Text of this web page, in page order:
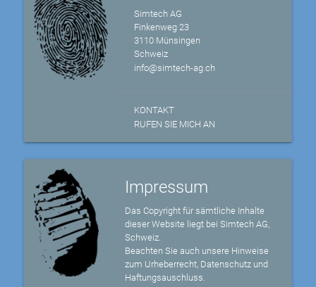
Simtech AG
Finkenweg 23
3110 Münsingen
Schweiz
info@simtech-ag.ch
KONTAKT
RUFEN SIE MICH AN
Impressum
Das Copyright für sämtliche Inhalte
dieser Website liegt bei Simtech AG,
Schweiz.
Beachten Sie auch unsere Hinweise
zum Urheberrecht, Datenschutz und
Haftungsauschluss.